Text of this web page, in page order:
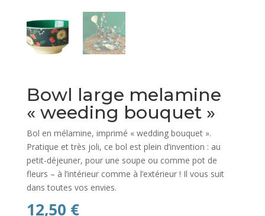
Bowl large melamine
« weeding bouquet »
Bol en mélamine, imprimé « wedding bouquet ».
Pratique et très joli, ce bol est plein d’invention : au
petit-déjeuner, pour une soupe ou comme pot de
fleurs – à l’intérieur comme à l’extérieur ! Il vous suit
dans toutes vos envies.
12,50 €